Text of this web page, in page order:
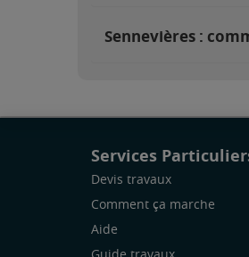
Sennevières :
Services
Devis travaux
Comment ça marche
Aide